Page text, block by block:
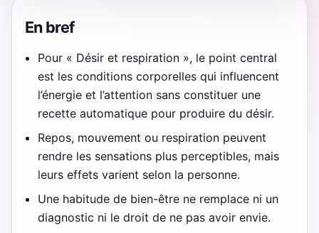
En bref
Pour « Désir et respiration », le point central
est les conditions corporelles qui influencent
l’énergie et l’attention sans constituer une
recette automatique pour produire du désir.
Repos, mouvement ou respiration peuvent
rendre les sensations plus perceptibles, mais
leurs effets varient selon la personne.
Une habitude de bien-être ne remplace ni un
diagnostic ni le droit de ne pas avoir envie.